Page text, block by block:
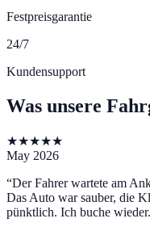
Festpreisgarantie
24/7
Kundensupport
Was unsere
★★★★★
May 2026
“Der Fahrer wartete am
Das Auto war sauber, die
pünktlich. Ich buche wieder.